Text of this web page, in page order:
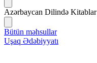
Azərbaycan Dilində Kitablar
Bütün məhsullar
Uşaq Ədəbiyyatı